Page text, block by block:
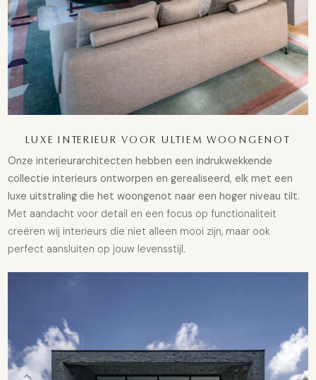
LUXE INTERIEUR VOOR ULTIEM WOONGENOT
Onze interieurarchitecten hebben een indrukwekkende
collectie interieurs ontworpen en gerealiseerd, elk met een
luxe uitstraling die het woongenot naar een hoger niveau tilt.
Met aandacht voor detail en een focus op functionaliteit
creëren wij interieurs die niet alleen mooi zijn, maar ook
perfect aansluiten op jouw levensstijl.